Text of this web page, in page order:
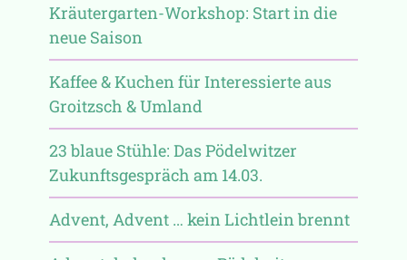
Kräutergarten-Workshop: Start in die
neue Saison
Kaffee & Kuchen für Interessierte aus
Groitzsch & Umland
23 blaue Stühle: Das Pödelwitzer
Zukunftsgespräch am 14.03.
Advent, Advent … kein Lichtlein brennt